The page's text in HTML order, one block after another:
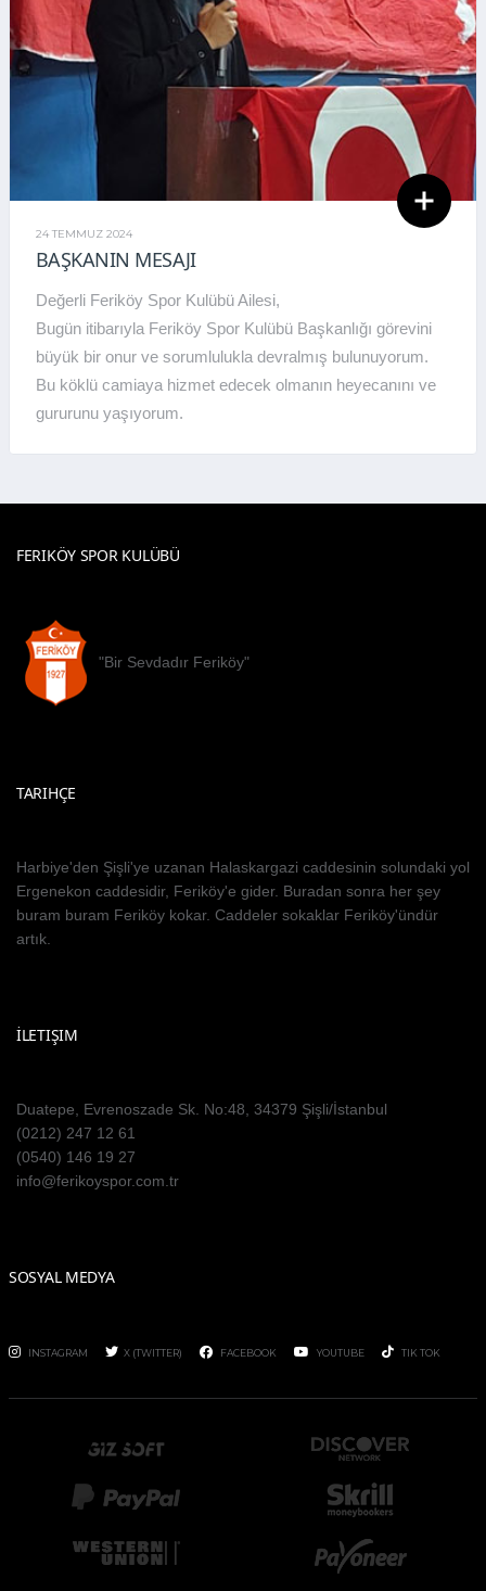
24 TEMMUZ 2024
BAŞKANIN MESAJI
Değerli Feriköy Spor Kulübü Ailesi,
Bugün itibarıyla Feriköy Spor Kulübü Başkanlığı görevini
büyük bir onur ve sorumlulukla devralmış bulunuyorum.
Bu köklü camiaya hizmet edecek olmanın heyecanını ve
gururunu yaşıyorum.
FERIKÖY SPOR KULÜBÜ
"Bir Sevdadır Feriköy"
TARIHÇE
Harbiye'den Şişli'ye uzanan Halaskargazi caddesinin solundaki yol
Ergenekon caddesidir, Feriköy'e gider. Buradan sonra her şey
buram buram Feriköy kokar. Caddeler sokaklar Feriköy'ündür
artık.
İLETIŞIM
Duatepe, Evrenoszade Sk. No:48, 34379 Şişli/İstanbul
(0212) 247 12 61
(0540) 146 19 27
info@ferikoyspor.com.tr
SOSYAL MEDYA
INSTAGRAM X (TWITTER) FACEBOOK YOUTUBE TIK TOK